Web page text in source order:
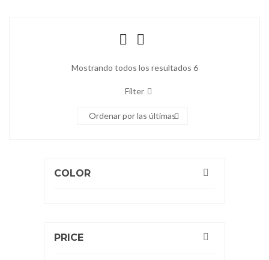
Mostrando todos los resultados 6
Filter
Ordenar por las últimas
COLOR
PRICE